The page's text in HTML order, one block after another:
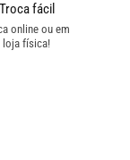
Troca fácil
online ou em
loja física!